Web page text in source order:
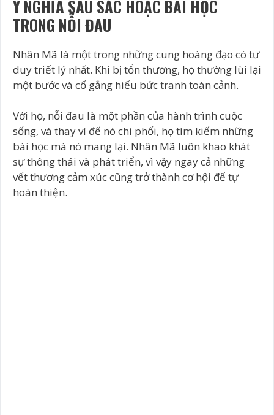
Ý NGHĨA SÂU SẮC HOẶC BÀI HỌC
TRONG NỖI ĐAU
Nhân Mã là một trong những cung hoàng đạo có tư
duy triết lý nhất. Khi bị tổn thương, họ thường lùi lại
một bước và cố gắng hiểu bức tranh toàn cảnh.
Với họ, nỗi đau là một phần của hành trình cuộc
sống, và thay vì để nó chi phối, họ tìm kiếm những
bài học mà nó mang lại. Nhân Mã luôn khao khát
sự thông thái và phát triển, vì vậy ngay cả những
vết thương cảm xúc cũng trở thành cơ hội để tự
hoàn thiện.